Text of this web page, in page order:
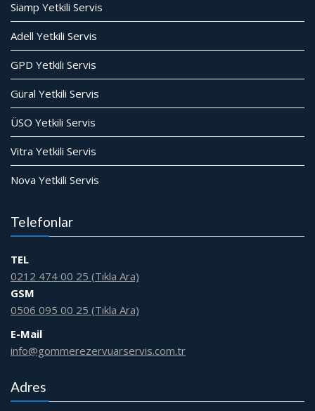
Siamp Yetkili Servis
Adell Yetkili Servis
GPD Yetkili Servis
Güral Yetkili Servis
ÜSO Yetkili Servis
Vitra Yetkili Servis
Nova Yetkili Servis
Telefonlar
TEL
0212 474 00 25 (Tıkla Ara)
GSM
0506 095 00 25 (Tıkla Ara)
E-Mail
info@gommerezervuarservis.com.tr
Adres